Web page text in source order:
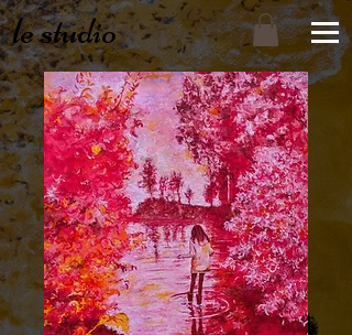
le studio